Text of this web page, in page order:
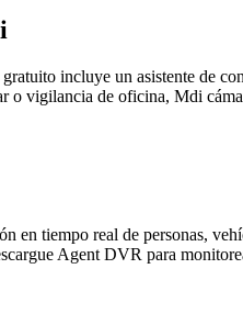
incluye un asistente de
o vigilancia de oficina, Mdi
tiempo real de personas,
Agent DVR para